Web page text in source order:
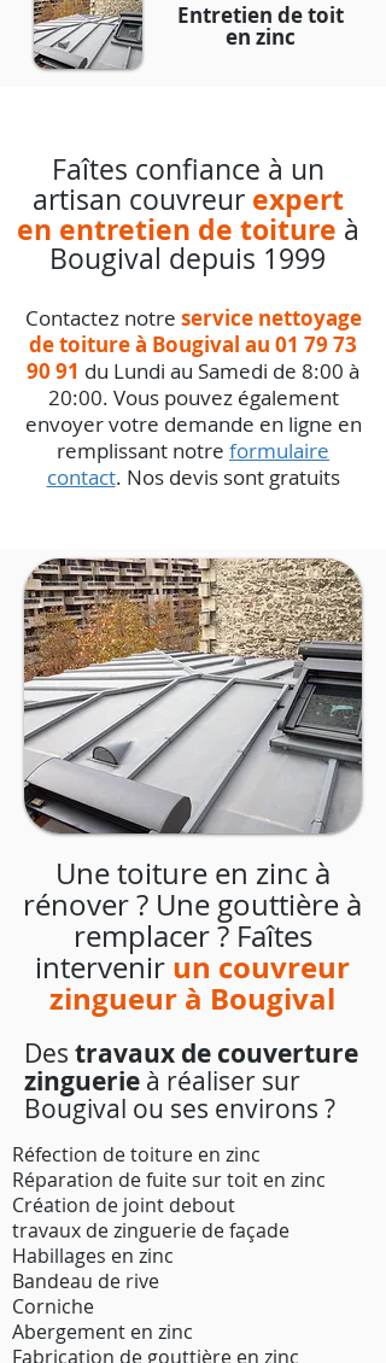
Entretien de toit
en zinc
Faîtes confiance à un
artisan couvreur expert
en entretien de toiture à
Bougival depuis 1999
Contactez notre service nettoyage
de toiture à Bougival au 01 79 73
90 91 du Lundi au Samedi de 8:00 à
20:00. Vous pouvez également
envoyer votre demande en ligne en
remplissant notre formulaire
contact. Nos devis sont gratuits
Une toiture en zinc à
rénover ? Une gouttière à
remplacer ? Faîtes
intervenir un couvreur
zingueur à Bougival
Des travaux de couverture
zinguerie à réaliser sur
Bougival ou ses environs ?
Réfection de toiture en zinc
Réparation de fuite sur toit en zinc
Création de joint debout
travaux de zinguerie de façade
Habillages en zinc
Bandeau de rive
Corniche
Abergement en zinc
Fabrication de gouttière en zinc